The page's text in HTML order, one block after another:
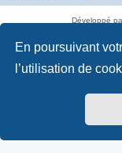
En poursuivant
l’utilisation de
Développé